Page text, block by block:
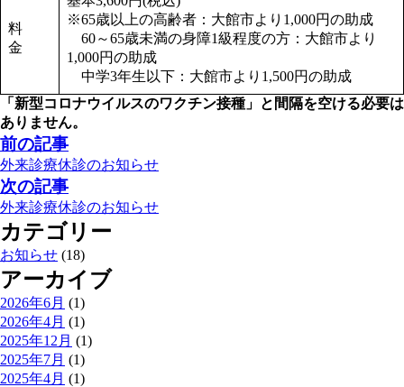
料
金
※65歳以上の高齢者：大館市より1,000円の助成
60～65歳未満の身障1級程度の方：大館市より
1,000円の助成
中学3年生以下：大館市より1,500円の助成
「新型コロナウイルスのワクチン接種」と間隔を空ける必要は
ありません。
前の記事
外来診療休診のお知らせ
次の記事
外来診療休診のお知らせ
カテゴリー
お知らせ (18)
アーカイブ
2026年6月 (1)
2026年4月 (1)
2025年12月 (1)
2025年7月 (1)
2025年4月 (1)